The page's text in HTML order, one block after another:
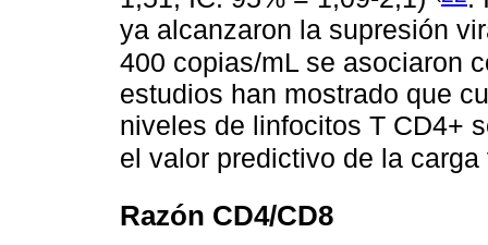
ya alcanzaron la supresión
400 copias/mL se asociaron
estudios han mostrado que
niveles de linfocitos T CD4+
el valor predictivo de la carga
Razón CD4/CD8